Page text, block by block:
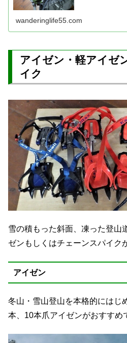
wanderinglife55.com
アイゼン・軽アイゼ
イク
雪の積もった斜面、凍った登山
ゼンもしくはチェーンスパイク
アイゼン
冬山・雪山登山を本格的にはじ
本、10本爪アイゼンがおすすめ